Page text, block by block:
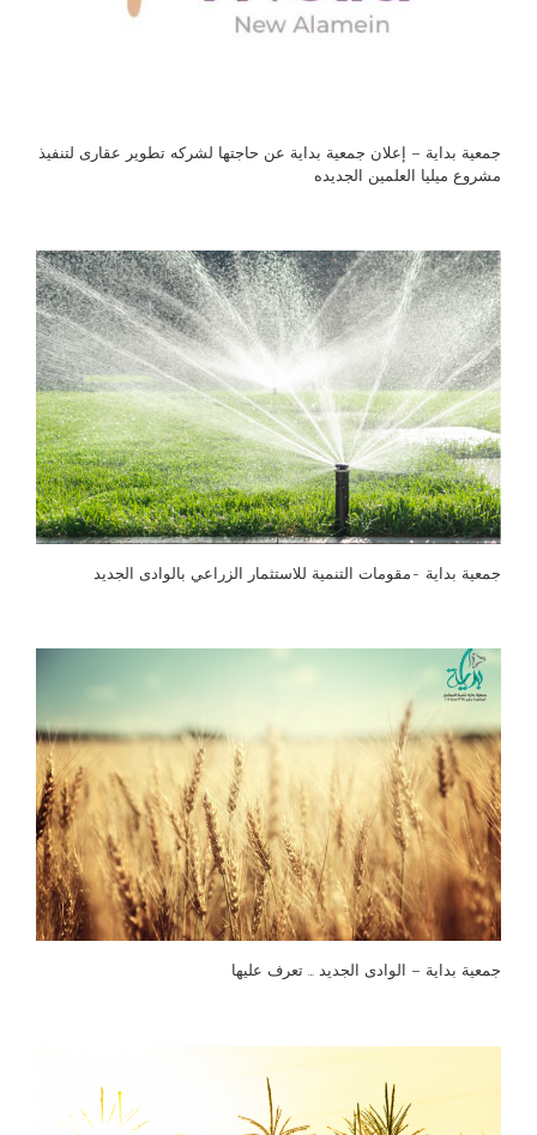
جمعية بداية – إعلان جمعية بداية عن حاجتها لشركه تطوير عقارى لتنفيذ
مشروع ميليا العلمين الجديده
جمعية بداية -مقومات التنمية للاستثمار الزراعي بالوادى الجديد
جمعية بداية – الوادى الجديد … تعرف عليها